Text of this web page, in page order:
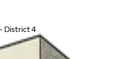
District 4